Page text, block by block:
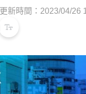
更新時間：2023/04/26